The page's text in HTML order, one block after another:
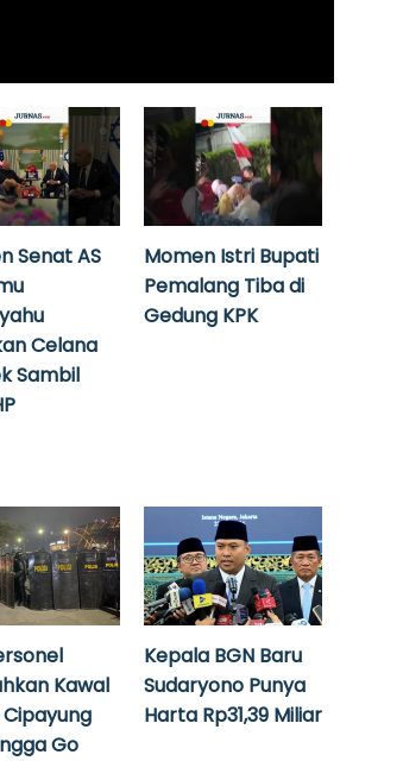
Senat AS
Celana
Sambil
Momen Istri Bupati
Pemalang Tiba di
Gedung KPK
Kawal
Go
Kepala BGN Baru
Sudaryono Punya
Harta Rp31,39 Miliar